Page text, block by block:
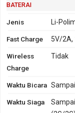
BATERAI
Jenis Li-
Fast Charge 5V/2A,
Wireless
Charge
Tidak
Waktu Bicara
Waktu Siaga